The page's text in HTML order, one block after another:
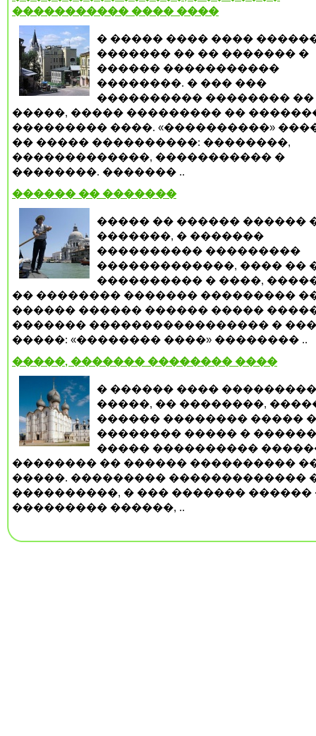
����������� ���� ����
� ����� ���� ����
������� �� �� ������� �
������ �����������
��������. � ��� ���
���������� �������� ��
�����, ����� ��������� ��
��������� ����. «����������»
�� ����� ����������: ��������,
�������������, ����������� �
��������. ������� ..
������ �� �������
����� �� ������ ������
�������, � �������
���������� ���������
�������������, ���� ��
���������� � ����,
�� �������� ������� ���������
������ ������ ������ �����
������� ����������������� �
�����: «�������� ����» �������� ..
�����, ������� �������� ����
� ������ ����
�����, �� ��������,
������ �������� �����
�������� ����� � ������
����� ����������
�������� �� ������ ����������
�����. ��������� �������������
����������, � ��� ������� ������
��������� ������, ..